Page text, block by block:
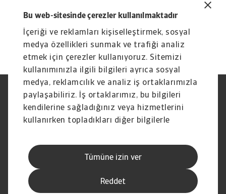
Bu web-sitesinde çerezler kullanılmaktadır
İçeriği ve reklamları kişiselleştirmek, sosyal
medya özellikleri sunmak ve trafiği analiz
etmek için çerezler kullanıyoruz. Sitemizi
kullanımınızla ilgili bilgileri ayrıca sosyal
medya, reklamcılık ve analiz iş ortaklarımızla
paylaşabiliriz. İş ortaklarımız, bu bilgileri
kendilerine sağladığınız veya hizmetlerini
kullanırken topladıkları diğer bilgilerle
Tümüne izin ver
Reddet
Protect your business from unpaid invoices and gain
access to valuable business intelligence
Yasal Uyarı
Gizlilik Beyanımız
Çerez Bilgileri
Phishing ve Güvenlik
Tedarikçi Bilgisi
Sorumluluk reddi
Hak Sahiplerince Aranmayan
Paralar
Kişisel Verileri Koruma